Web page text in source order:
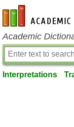
en-academic.com
Academic
Interpretations